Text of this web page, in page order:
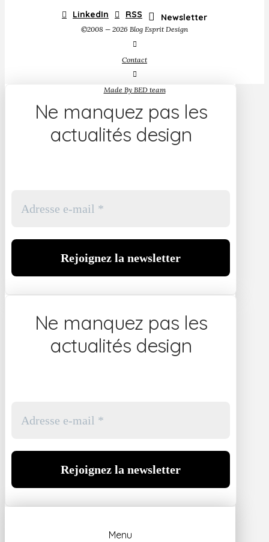
LinkedIn RSS Newsletter
©2008 — 2026 Blog Esprit Design
Contact
Made By BED team
Ne manquez pas les
actualités design
Ne manquez pas les
actualités design
Menu